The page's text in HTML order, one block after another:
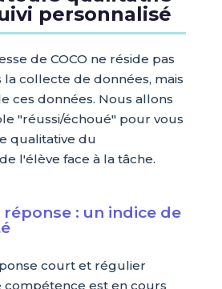
personnalisé
de COCO ne réside pas
collecte de données, mais
ces données. Nous allons
"réussi/échoué" pour vous
qualitative du
l'élève face à la tâche.
: un indice de
court et régulier
est en cours